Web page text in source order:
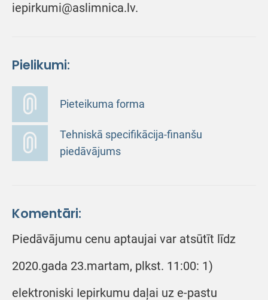
iepirkumi@aslimnica.lv.
Pielikumi:
Pieteikuma forma
Tehniskā specifikācija-finanšu
piedāvājums
Komentāri:
Piedāvājumu cenu aptaujai var atsūtīt līdz
2020.gada 23.martam, plkst. 11:00: 1)
elektroniski Iepirkumu daļai uz e-pastu